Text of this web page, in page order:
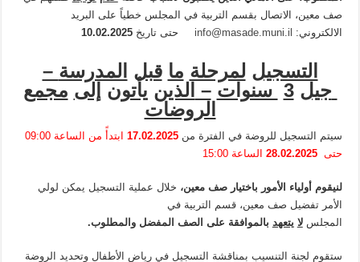
صف معين، الاتصال بقسم التربية في المجلس خطياً على البريد
الالكتروني: info@masade.muni.il حتى تاريخ10.02.2025
التسجيل لمرحلة ما قبل المدرسة –
جيل 3 سنوات – الذين يأتون إلى مجمع
الروضات
سيتم التسجيل للروضة في الفترة من17.02.2025
ابتدأً من الساعة 09:00
حتى28.02.2025 الساعة 15:00
لنيقوم أولياء الأمور باختيار صف معين، خلال عملية التسجيل يمكن لولي
الأمر تفضيل صف معين، قسم التربية في
المجلسلا يتعهد بالموافقة على الصف المفضل والمطلوب.
ستقوم لجنة التنسيب بمناقشة التسجيل في رياض الأطفال وتحديد الروضة